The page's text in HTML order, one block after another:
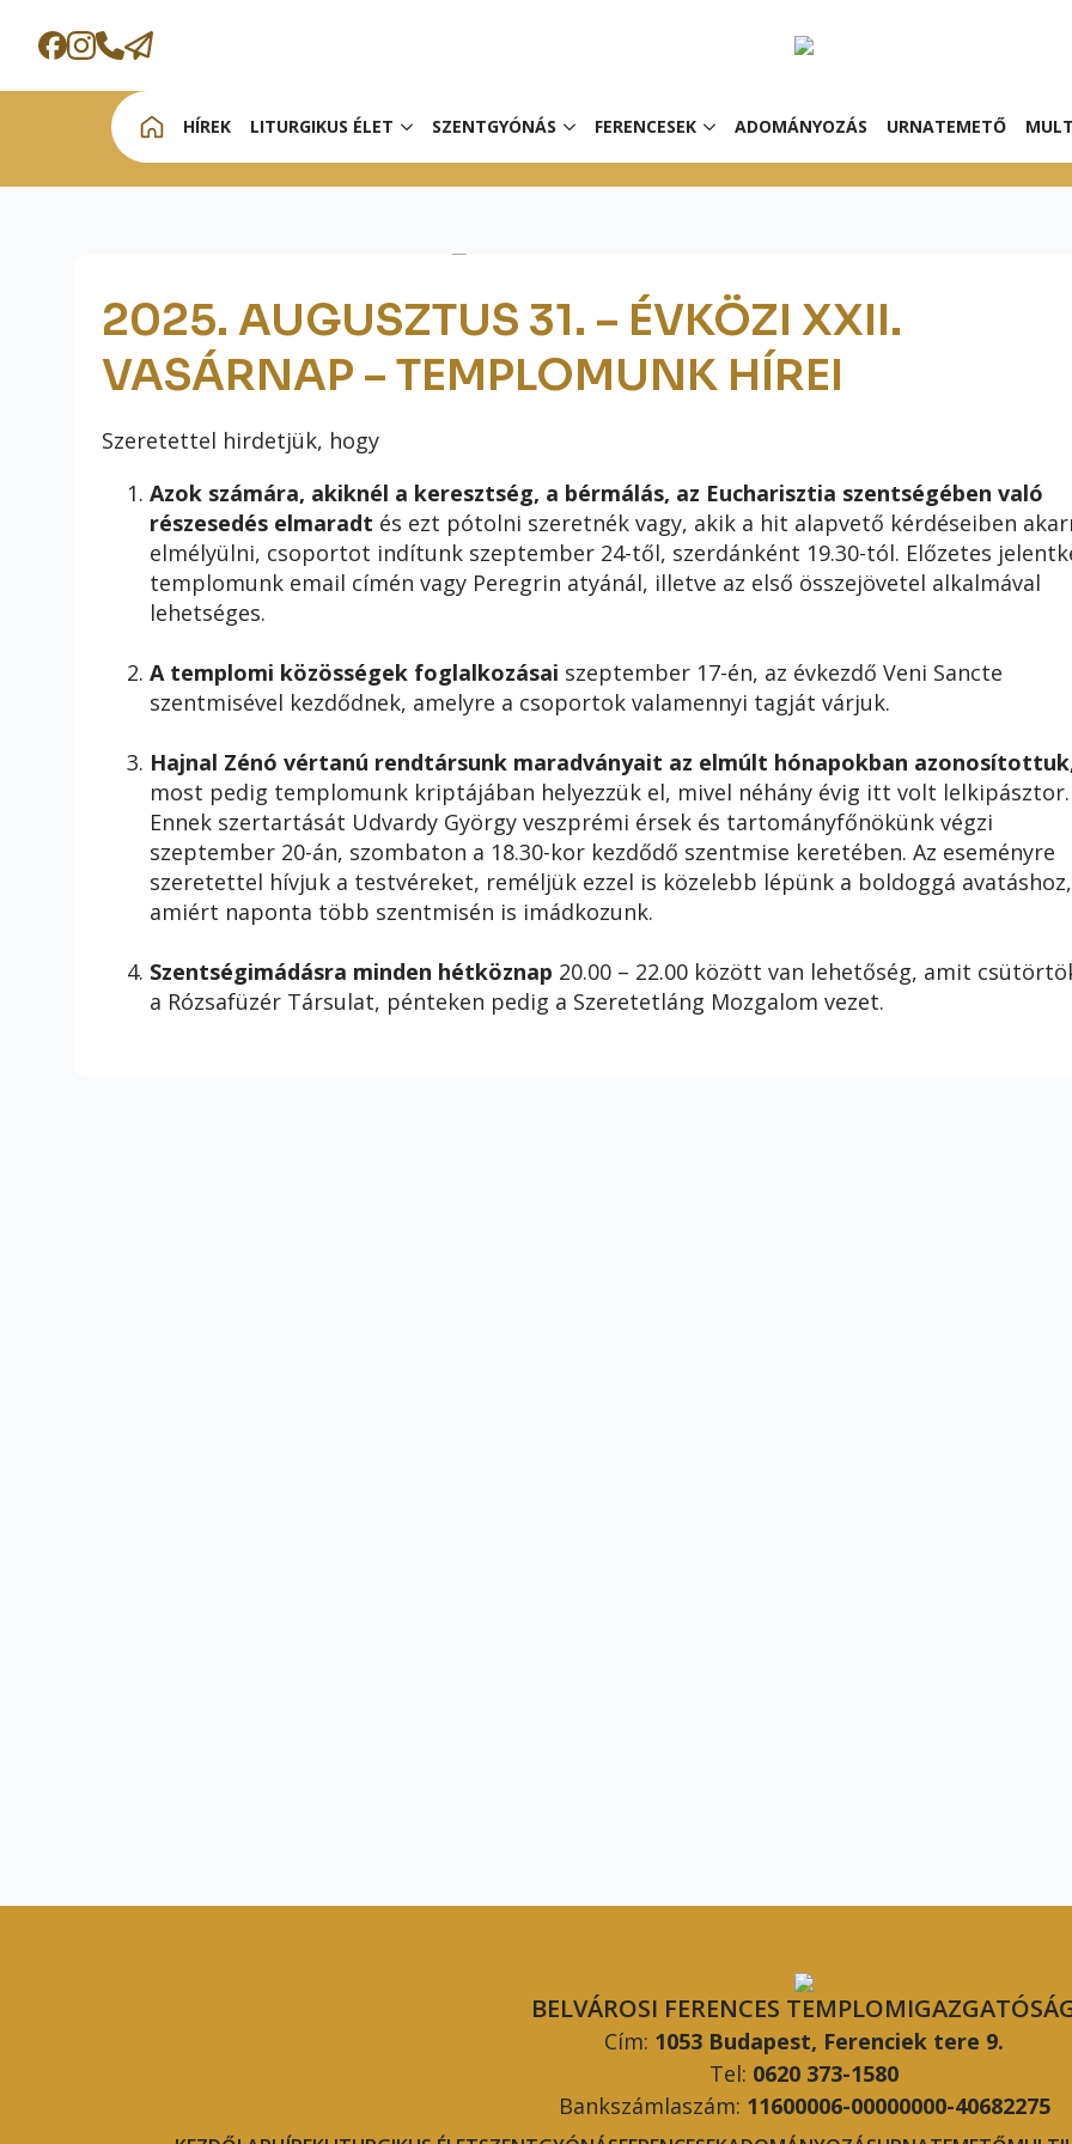
HÍREK LITURGIKUS ÉLET SZENTGYÓNÁS FERENCESEK ADOMÁNYOZÁS URNATEMETŐ
2025. AUGUSZTUS 31. – ÉVKÖZI XXII.
VASÁRNAP – TEMPLOMUNK HÍREI
Szeretettel hirdetjük, hogy
Azok számára, akiknél a keresztség, a bérmálás, az Eucharisztia szentségében való
részesedés elmaradt és ezt pótolni szeretnék vagy, akik a hit alapvető kérdéseiben
elmélyülni, csoportot indítunk szeptember 24-től, szerdánként 19.30-tól. Előzetes
templomunk email címén vagy Peregrin atyánál, illetve az első összejövetel alkalmával
lehetséges.
A templomi közösségek foglalkozásai szeptember 17-én, az évkezdő Veni Sancte
szentmisével kezdődnek, amelyre a csoportok valamennyi tagját várjuk.
Hajnal Zénó vértanú rendtársunk maradványait az elmúlt hónapokban
most pedig templomunk kriptájában helyezzük el, mivel néhány évig itt volt lelkipásztor.
Ennek szertartását Udvardy György veszprémi érsek és tartományfőnökünk végzi
szeptember 20-án, szombaton a 18.30-kor kezdődő szentmise keretében. Az eseményre
szeretettel hívjuk a testvéreket, reméljük ezzel is közelebb lépünk a boldoggá avatáshoz,
amiért naponta több szentmisén is imádkozunk.
Szentségimádásra minden hétköznap 20.00 – 22.00 között van lehetőség, amit
a Rózsafüzér Társulat, pénteken pedig a Szeretetláng Mozgalom vezet.
BELVÁROSI FERENCES
Cím: 1053 Budapest, Ferenciek tere 9.
Tel: 0620 373-1580
Bankszámlaszám: 11600006-00000000-40682275